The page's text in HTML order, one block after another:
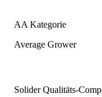
AA Kategorie
Average Grower
Solider Qualitäts-